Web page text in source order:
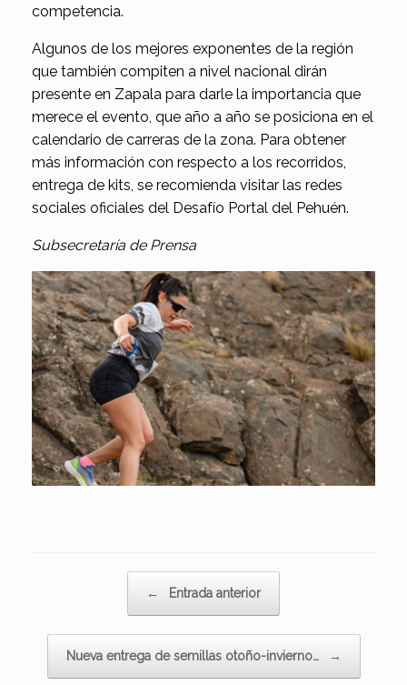
competencia.
Algunos de los mejores exponentes de la región
que también compiten a nivel nacional dirán
presente en Zapala para darle la importancia que
merece el evento, que año a año se posiciona en el
calendario de carreras de la zona. Para obtener
más información con respecto a los recorridos,
entrega de kits, se recomienda visitar las redes
sociales oficiales del Desafío Portal del Pehuén.
Subsecretaría de Prensa
← Entrada anterior
Nueva entrega de semillas otoño-invierno… →